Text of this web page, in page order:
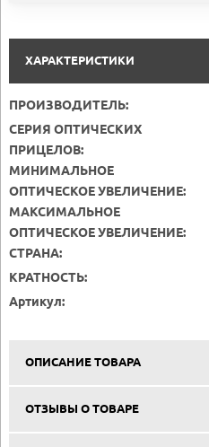
ХАРАКТЕРИСТИКИ
ПРОИЗВОДИТЕЛЬ:
СЕРИЯ ОПТИЧЕСКИХ
ПРИЦЕЛОВ:
МИНИМАЛЬНОЕ
ОПТИЧЕСКОЕ УВЕЛИЧЕНИЕ:
МАКСИМАЛЬНОЕ
ОПТИЧЕСКОЕ УВЕЛИЧЕНИЕ:
СТРАНА:
КРАТНОСТЬ:
Артикул:
ОПИСАНИЕ ТОВАРА
ОТЗЫВЫ О ТОВАРЕ